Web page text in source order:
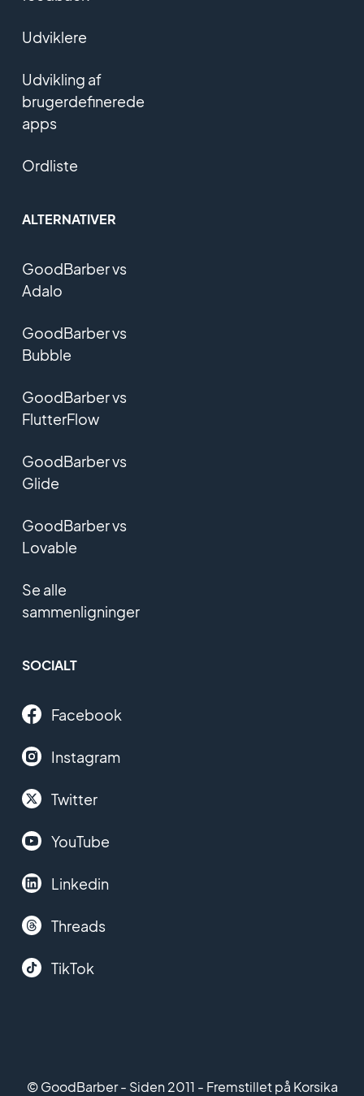
Udviklere
Udvikling af
brugerdefinerede
apps
Ordliste
ALTERNATIVER
GoodBarber vs
Adalo
GoodBarber vs
Bubble
GoodBarber vs
FlutterFlow
GoodBarber vs
Glide
GoodBarber vs
Lovable
Se alle
sammenligninger
SOCIALT
Facebook
Instagram
Twitter
YouTube
Linkedin
Threads
TikTok
© GoodBarber - Siden 2011 - Fremstillet på Korsika